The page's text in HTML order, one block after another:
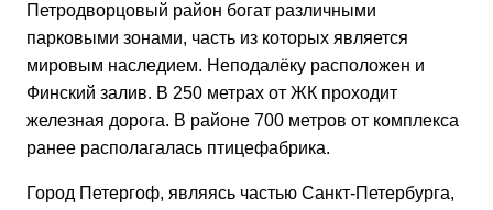
Петродворцовый район богат различными
парковыми зонами, часть из которых является
мировым наследием. Неподалёку расположен и
Финский залив. В 250 метрах от ЖК проходит
железная дорога. В районе 700 метров от комплекса
ранее располагалась птицефабрика.
Город Петергоф, являясь частью Санкт-Петербурга,